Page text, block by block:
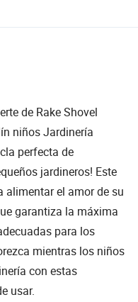
de Rake Shovel
niños Jardinería
perfecta de
jardineros! Este
alimentar el amor de su
garantiza la máxima
para los
mientras los niños
con estas
usar.